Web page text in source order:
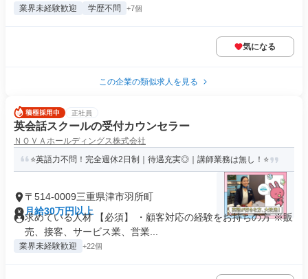
業界未経験歓迎 学歴不問 +7個
気になる
この企業の類似求人を見る
正社員
英会話スクールの受付カウンセラー
ＮＯＶＡホールディングス株式会社
⭐英語力不問！完全週休2日制｜待遇充実◎｜講師業務は無し！⭐
〒514-0009三重県津市羽所町
月給30万円以上
求めている人材 【必須】 ・顧客対応の経験をお持ちの方 ※販
売、接客、サービス業、営業...
業界未経験歓迎 +22個